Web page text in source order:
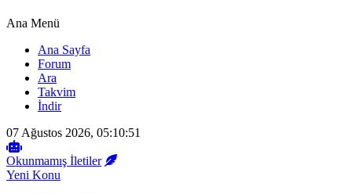
Ana Menü
Ana Sayfa
Forum
Ara
Takvim
İndir
07 Ağustos 2026, 05:10:51
Okunmamış İletiler
Yeni Konu